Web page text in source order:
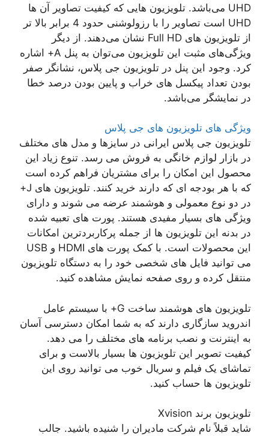
UHD می‌باشد. تلویزیون هایی که کیفیت تصاویر آن ها
UHD است تصاویر را با رزولوشنی حدود 4 برابر بالا تر
از تلویزیون های Full HD نشان می‌دهند. از دیگر
ویژگی‌های مثبت این تلویزیون می‌توان به پنل A+ اشاره
کرد. وجود این پنل در تلویزیون جی پلاس، نشانگر صفر
بودن تعداد پیکسل های خراب و پایین بودن درصد خطا
در نمایشگر می‌باشد.
ویژگی های تلویزیون های جی پلاس
تلویزیون جی پلاس ایرانی در سایزها و مدل های مختلف
در بازار لوازم خانگی به فروش می رسد. تنوع زیاد این
محصول این امکان را برای مشتریان فراهم کرده است
که با هر بودجه ای که دارند خرید کنند. تلویزیون های J+
در دو نوع معمولی و هوشمند عرضه می شوند و دارای
ویژگی های بسیار مفیدی هستند. پورت های تعبیه شده
در بدنه این تلویزیون ها از جمله پرکاربردترین امکانات
این محصولات است. با کمک پورت های HDMI و USB
می توانید فایل های شخصی خود را به دستگاه تلویزیون
منتقل کرده و روی صفحه نمایش مشاهده کنید.
تلویزیون های هوشمند ساخت G+ با سیستم عامل
اندروید سازگاری دارند که به شما امکان دسترسی آسان
به اینترنت و نصب برنامه های مختلف را می دهد.
کیفیت تصویر این تلویزیون ها بسیار بالاست و برای
تماشای یک فیلم و سریال خوب می توانید روی این
تلویزیون ها حساب کنید.
تلویزیون برند Xvision
شاید قبلاً نام شرکت مادیران را شنیده باشید. جالب